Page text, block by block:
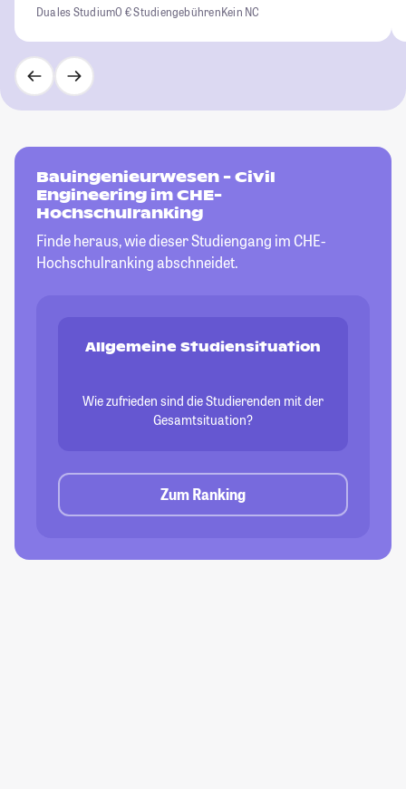
Duales Studium0 € StudiengebührenKein NC
Bauingenieurwesen - Civil
Engineering im CHE-
Hochschulranking
Finde heraus, wie dieser Studiengang im CHE-
Hochschulranking abschneidet.
Allgemeine Studiensituation
Wie zufrieden sind die Studierenden mit der
Gesamtsituation?
Zum Ranking